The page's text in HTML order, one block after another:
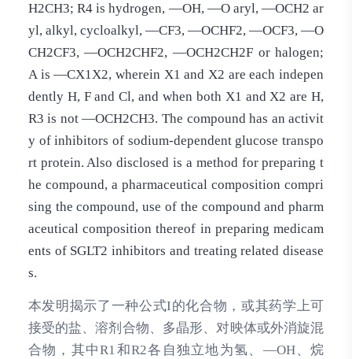
H2CH3; R4 is hydrogen, —OH, —O aryl, —OCH2 ar
yl, alkyl, cycloalkyl, —CF3, —OCHF2, —OCF3, —O
CH2CF3, —OCH2CHF2, —OCH2CH2F or halogen;
A is —CX1X2, wherein X1 and X2 are each indepen
dently H, F and Cl, and when both X1 and X2 are H,
R3 is not —OCH2CH3. The compound has an activit
y of inhibitors of sodium-dependent glucose transpo
rt protein. Also disclosed is a method for preparing t
he compound, a pharmaceutical composition compri
sing the compound, use of the compound and pharm
aceutical composition thereof in preparing medicam
ents of SGLT2 inhibitors and treating related disease
s.
本发明揭示了一种公式I的化合物，或其药学上可
接受的盐、溶剂合物、多晶形、对映体或外消旋混
合物，其中R1和R2各自独立地为氢、—OH、烷